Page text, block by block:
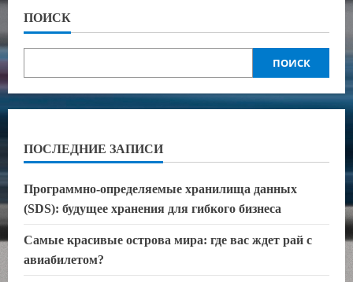
автозвука
сигнализации
ПОИСК
ПОИСК
ПОСЛЕДНИЕ ЗАПИСИ
Программно-определяемые хранилища данных
(SDS): будущее хранения для гибкого бизнеса
Самые красивые острова мира: где вас ждет рай с
авиабилетом?